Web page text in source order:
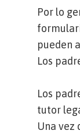
Por lo
pueden
Los
Los
tutor
Una vez